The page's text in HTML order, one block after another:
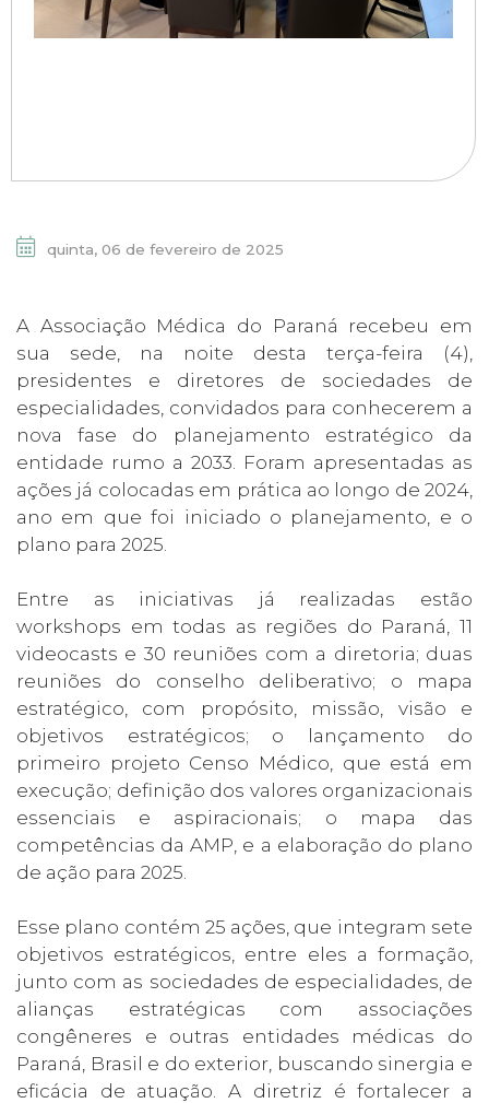
quinta, 06 de fevereiro de 2025
A Associação Médica do Paraná recebeu em
sua sede, na noite desta terça-feira (4),
presidentes e diretores de sociedades de
especialidades, convidados para conhecerem a
nova fase do planejamento estratégico da
entidade rumo a 2033. Foram apresentadas as
ações já colocadas em prática ao longo de 2024,
ano em que foi iniciado o planejamento, e o
plano para 2025.
Entre as iniciativas já realizadas estão
workshops em todas as regiões do Paraná, 11
videocasts e 30 reuniões com a diretoria; duas
reuniões do conselho deliberativo; o mapa
estratégico, com propósito, missão, visão e
objetivos estratégicos; o lançamento do
primeiro projeto Censo Médico, que está em
execução; definição dos valores organizacionais
essenciais e aspiracionais; o mapa das
competências da AMP, e a elaboração do plano
de ação para 2025.
Esse plano contém 25 ações, que integram sete
objetivos estratégicos, entre eles a formação,
junto com as sociedades de especialidades, de
alianças estratégicas com associações
congêneres e outras entidades médicas do
Paraná, Brasil e do exterior, buscando sinergia e
eficácia de atuação. A diretriz é fortalecer a